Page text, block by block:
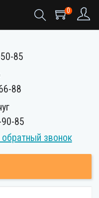
0
85
88
85
звонок